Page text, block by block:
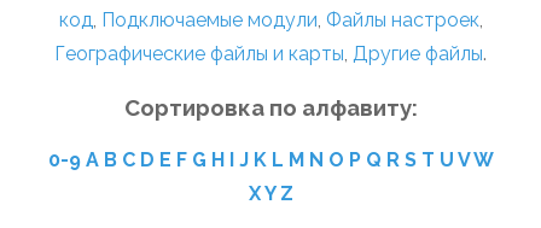
код, Подключаемые модули, Файлы настроек,
Географические файлы и карты, Другие файлы.
Сортировка по алфавиту:
0-9 A B C D E F G H I J K L M N O P Q R S T U VW
XY Z